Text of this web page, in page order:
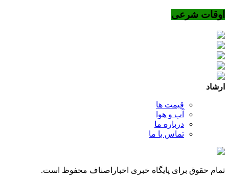
اوقات شرعی
ارشاد
قیمت ها
آب و هوا
درباره ما
تماس با ما
تمام حقوق برای پایگاه خبری اخباراصناف محفوظ است.